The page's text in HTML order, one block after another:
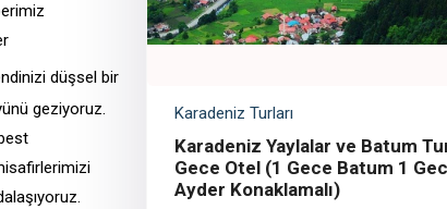
düşsel bir
geziyoruz.
Karadeniz Turları
Karadeniz Yaylalar ve Batum
Gece Otel (1 Gece Batum 1
Ayder Konaklamalı)